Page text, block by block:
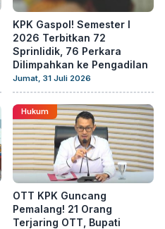
KPK Gaspol! Semester I
2026 Terbitkan 72
Sprinlidik, 76 Perkara
Dilimpahkan ke Pengadilan
Jumat, 31 Juli 2026
Hukum
OTT KPK Guncang
Pemalang! 21 Orang
Terjaring OTT, Bupati